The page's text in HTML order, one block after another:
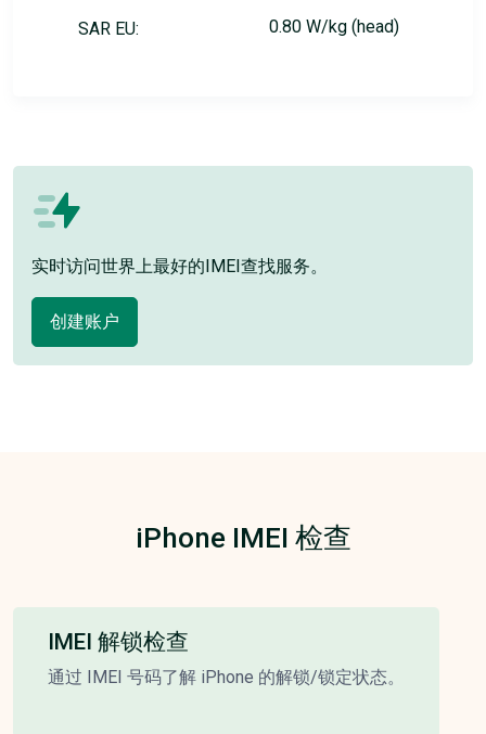
SAR EU: 0.80 W/kg (head)
实时访问世界上最好的IMEI查找服务。
创建账户
iPhone IMEI 检查
IMEI 解锁检查
通过 IMEI 号码了解 iPhone 的解锁/锁定状态。